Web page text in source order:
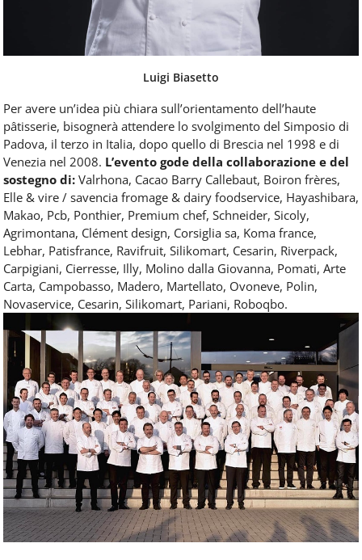
Luigi Biasetto
Per avere un’idea più chiara sull’orientamento dell’haute
pâtisserie, bisognerà attendere lo svolgimento del Simposio di
Padova, il terzo in Italia, dopo quello di Brescia nel 1998 e di
Venezia nel 2008. L’evento gode della collaborazione e del
sostegno di: Valrhona, Cacao Barry Callebaut, Boiron frères,
Elle & vire / savencia fromage & dairy foodservice, Hayashibara,
Makao, Pcb, Ponthier, Premium chef, Schneider, Sicoly,
Agrimontana, Clément design, Corsiglia sa, Koma france,
Lebhar, Patisfrance, Ravifruit, Silikomart, Cesarin, Riverpack,
Carpigiani, Cierresse, Illy, Molino dalla Giovanna, Pomati, Arte
Carta, Campobasso, Madero, Martellato, Ovoneve, Polin,
Novaservice, Cesarin, Silikomart, Pariani, Roboqbo.